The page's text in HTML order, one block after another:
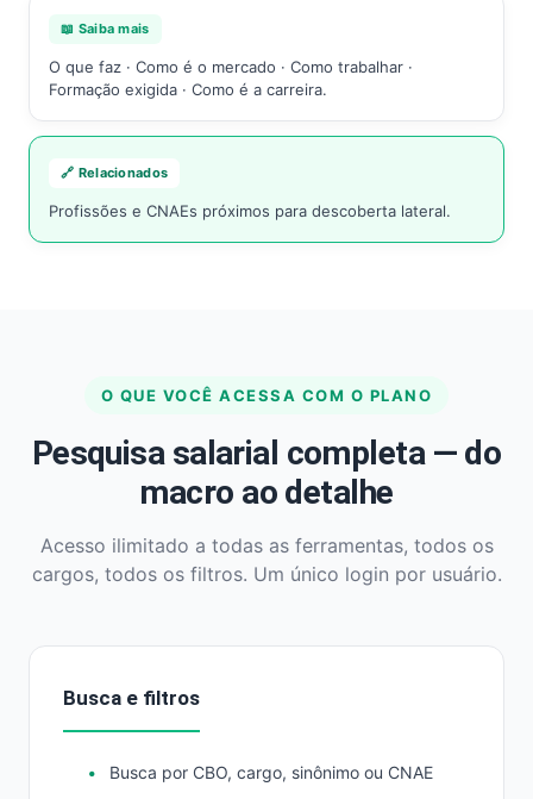
📖 Saiba mais
O que faz · Como é o mercado · Como trabalhar ·
Formação exigida · Como é a carreira.
🔗 Relacionados
Profissões e CNAEs próximos para descoberta lateral.
O QUE VOCÊ ACESSA COM O PLANO
Pesquisa salarial completa — do
macro ao detalhe
Acesso ilimitado a todas as ferramentas, todos os
cargos, todos os filtros. Um único login por usuário.
Busca e filtros
Busca por CBO, cargo, sinônimo ou CNAE